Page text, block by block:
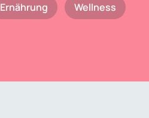
Ernährung Wellness